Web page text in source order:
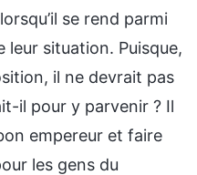
se rend parmi
leur situation. Puisque,
il ne devrait pas
il pour y parvenir ? Il
empereur et faire
les gens du